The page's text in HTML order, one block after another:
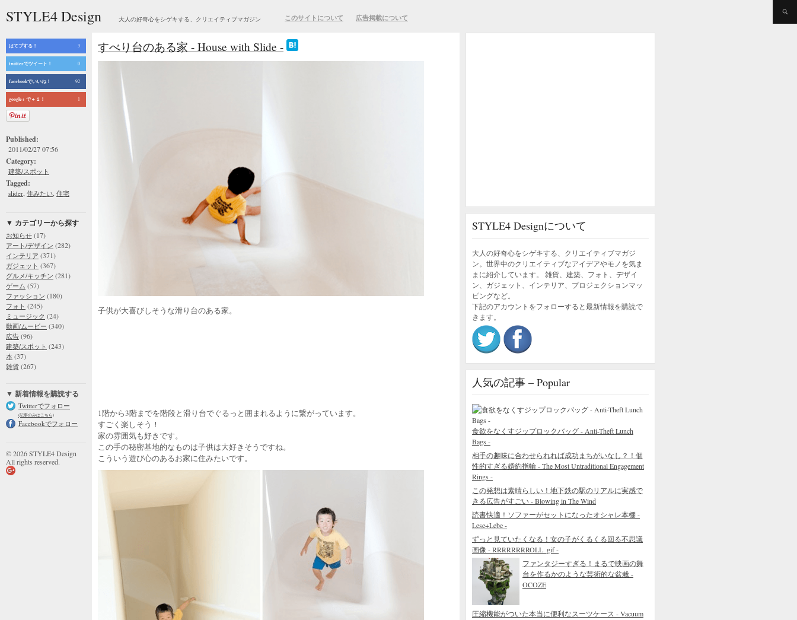
STYLE4 Design 大人の好奇心をシゲキする、クリエイティブマガジン このサイトについて 広告掲載について
はてブする！ 3
twitterでツイート！ 0
facebookでいいね！ 92
google+ で＋１！ 1
Published:
2011/02/27 07:56
Category:
建築/スポット
Tagged:
slider 住みたい 住宅
▼ カテゴリーから探す
お知らせ (17)
アート/デザイン (282)
インテリア (371)
ガジェット (367)
グルメ/キッチン (281)
ゲーム (57)
ファッション (180)
フォト (245)
ミュージック (24)
動画/ムービー (340)
広告 (96)
建築/スポット (243)
本 (37)
雑貨 (267)
▼ 新着情報を購読する
Twitterでフォロー
(記事のみはこちら)
Facebookでフォロー
© 2026 STYLE4 Design
All rights reserved.
すべり台のある家 - House with Slide -
子供が大喜びしそうな滑り台のある家。
1階から3階までを階段と滑り台でぐるっと囲まれるように繋がっています。
すごく楽しそう！
家の雰囲気も好きです。
この手の秘密基地的なものは子供は大好きそうですね。
こういう遊び心のあるお家に住みたいです。
STYLE4 Designについて
大人の好奇心をシゲキする、クリエイティブマガジ
ン。世界中のクリエイティブなアイデアやモノを気ま
まに紹介しています。 雑貨、建築、フォト、デザイ
ン、ガジェット、インテリア、プロジェクションマッ
ピングなど。
下記のアカウントをフォローすると最新情報を購読で
きます。
人気の記事 – Popular
食欲をなくすジップロックバッグ - Anti-Theft Lunch
Bags -
相手の趣味に合わせられれば成功まちがいなし？！個
性的すぎる婚約指輪 - The Most Untraditional Engagement
Rings -
この発想は素晴らしい！地下鉄の駅のリアルに実感で
きる広告がすごい - Blowing in The Wind
読書快適！ソファーがセットになったオシャレ本棚 -
Lese+Lebe -
ずっと見ていたくなる！女の子がくるくる回る不思議
画像 - RRRRRRRROLL_gif -
ファンタジーすぎる！まるで映画の舞
台を作るかのような芸術的な盆栽 -
OCOZE
圧縮機能がついた本当に便利なスーツケース - Vacuum